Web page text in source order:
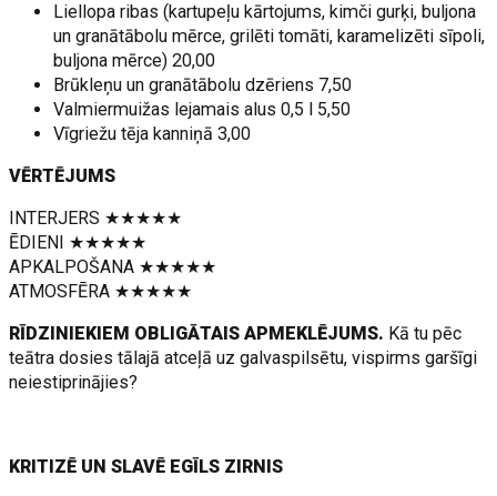
Liellopa ribas (kartupeļu kārtojums, kimči gurķi, buljona
un granātābolu mērce, grilēti tomāti, karamelizēti sīpoli,
buljona mērce) 20,00
Brūkleņu un granātābolu dzēriens 7,50
Valmiermuižas lejamais alus 0,5 l 5,50
Vīgriežu tēja kanniņā 3,00
VĒRTĒJUMS
INTERJERS ★★★★★
ĒDIENI ★★★★★
APKALPOŠANA ★★★★★
ATMOSFĒRA ★★★★★
RĪDZINIEKIEM OBLIGĀTAIS APMEKLĒJUMS. Kā tu pēc
teātra dosies tālajā atceļā uz galvaspilsētu, vispirms garšīgi
neiestiprinājies?
KRITIZĒ UN SLAVĒ EGĪLS ZIRNIS